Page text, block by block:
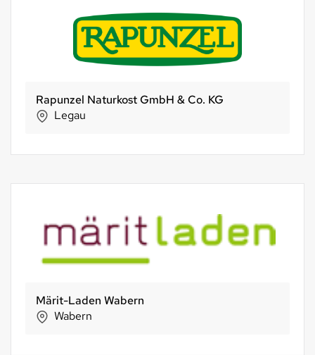
Bio Marché AG
Zofingen
Erboristi Lendi
Curio